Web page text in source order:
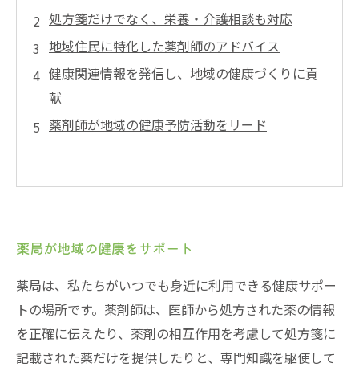
処方箋だけでなく、栄養・介護相談も対応
地域住民に特化した薬剤師のアドバイス
健康関連情報を発信し、地域の健康づくりに貢
献
薬剤師が地域の健康予防活動をリード
薬局が地域の健康をサポート
薬局は、私たちがいつでも身近に利用できる健康サポー
トの場所です。薬剤師は、医師から処方された薬の情報
を正確に伝えたり、薬剤の相互作用を考慮して処方箋に
記載された薬だけを提供したりと、専門知識を駆使して